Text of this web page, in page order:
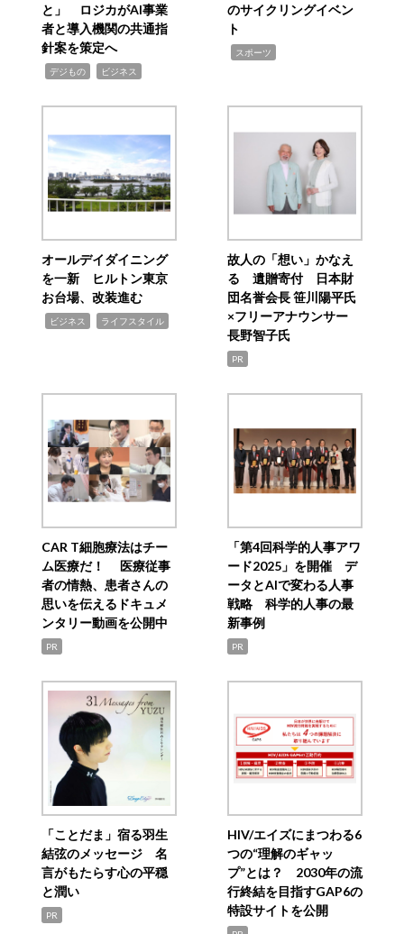
と」 ロジカがAI事業
者と導入機関の共通指
針案を策定へ
デジもの ビジネス
のサイクリングイベン
ト
スポーツ
オールデイダイニング
を一新 ヒルトン東京
お台場、改装進む
ビジネス ライフスタイル
故人の「想い」かなえ
る 遺贈寄付 日本財
団名誉会長 笹川陽平氏
×フリーアナウンサー
長野智子氏
PR
CAR T細胞療法はチー
ム医療だ！ 医療従事
者の情熱、患者さんの
思いを伝えるドキュメ
ンタリー動画を公開中
PR
「第4回科学的人事アワ
ード2025」を開催 デ
ータとAIで変わる人事
戦略 科学的人事の最
新事例
PR
「ことだま」宿る羽生
結弦のメッセージ 名
言がもたらす心の平穏
と潤い
PR
HIV/エイズにまつわる6
つの“理解のギャッ
プ”とは？ 2030年の流
行終結を目指すGAP6の
特設サイトを公開